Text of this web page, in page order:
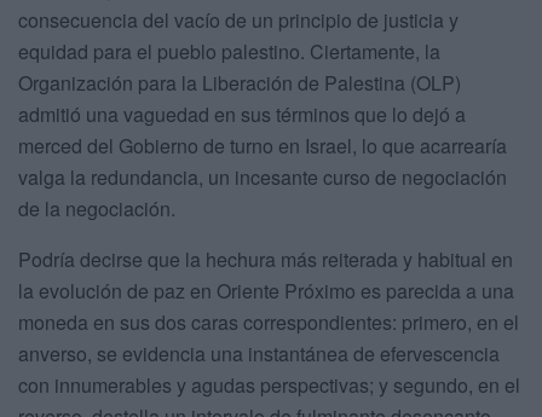
consecuencia del vacío de un principio de justicia y
equidad para el pueblo palestino. Ciertamente, la
Organización para la Liberación de Palestina (OLP)
admitió una vaguedad en sus términos que lo dejó a
merced del Gobierno de turno en Israel, lo que acarrearía
valga la redundancia, un incesante curso de negociación
de la negociación.
Podría decirse que la hechura más reiterada y habitual en
la evolución de paz en Oriente Próximo es parecida a una
moneda en sus dos caras correspondientes: primero, en el
anverso, se evidencia una instantánea de efervescencia
con innumerables y agudas perspectivas; y segundo, en el